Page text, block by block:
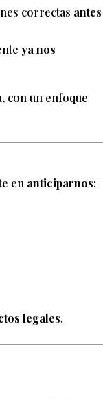
correctas antes
ya nos
, con un enfoque
en anticiparnos:
legales.